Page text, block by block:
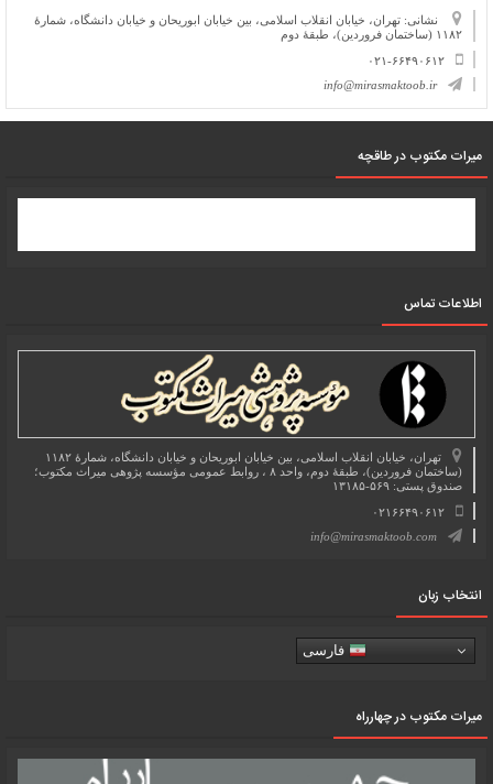
نشانی: تهران، خیابان انقلاب اسلامی، بین خیابان ابوریحان و خیابان دانشگاه، شمارۀ
۱۱۸۲ (ساختمان فروردین)، طبقۀ دوم
۰۲۱-۶۶۴۹۰۶۱۲
info@mirasmaktoob.ir
میرات مکتوب در طاقچه
اطلاعات تماس
تهران، خیابان انقلاب اسلامی، بین خیابان ابوریحان و خیابان دانشگاه، شمارۀ ۱۱۸۲
(ساختمان فروردین)، طبقۀ دوم، واحد ۸ ، روابط عمومی مؤسسه پژوهی میراث مکتوب؛
صندوق پستی: ۵۶۹-۱۳۱۸۵
۰۲۱۶۶۴۹۰۶۱۲
info@mirasmaktoob.com
انتخاب زبان
فارسی
میرات مکتوب در چهارراه